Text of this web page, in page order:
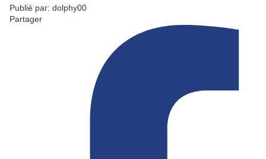
Publié par: dolphy00
Partager